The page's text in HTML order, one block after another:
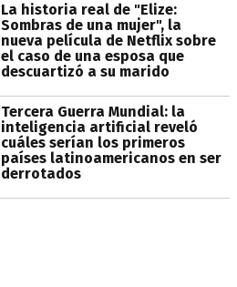
La historia real de "Elize:
Sombras de una mujer", la
nueva película de Netflix sobre
el caso de una esposa que
descuartizó a su marido
Tercera Guerra Mundial: la
inteligencia artificial reveló
cuáles serían los primeros
países latinoamericanos en ser
derrotados